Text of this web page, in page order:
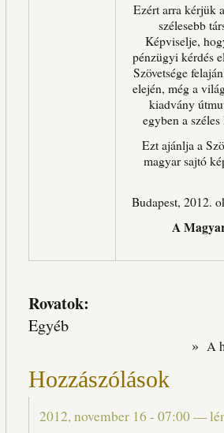
Ezért arra kérjük
szélesebb
Képviselje,
pénzügyi kérdés
Szövetsége
elején, még a
kiadvány
egyben a
Ezt ajánlja a
magyar sajtó
Budapest, 2012.
A
Rovatok:
Egyéb
» A
Hozzászólások
2012, november 16 - 07:00—